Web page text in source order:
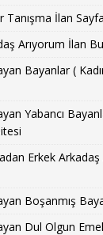
İlan
Arıyorum İlan
Bayanlar (
Yabancı
Erkek
Boşanmış
Dul Olgun